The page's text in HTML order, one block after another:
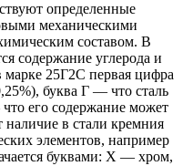
определенные
механическими
составом. В
содержание углерода и
25Г2С первая цифра
буква Г — что сталь
его содержание может
наличие в стали кремния
элементов, например
буквами: Х — хром,